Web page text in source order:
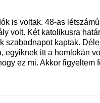
is voltak. 48-as
volt. Két katolikusra
szabadnapot kaptak.
egyiknek itt a homlokán
ez mi. Akkor figyeltem